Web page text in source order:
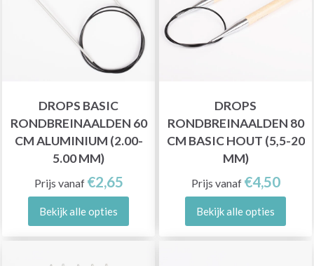
DROPS BASIC
RONDBREINAALDEN 60
CM ALUMINIUM (2.00-
5.00 MM)
Prijs vanaf €2,65
Bekijk alle opties
DROPS
RONDBREINAALDEN 80
CM BASIC HOUT (5,5-20
MM)
Prijs vanaf €4,50
Bekijk alle opties